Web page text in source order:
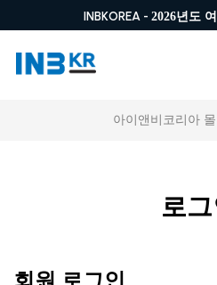
INBKOREA - 2026년도
아이앤비코리아 몰
로